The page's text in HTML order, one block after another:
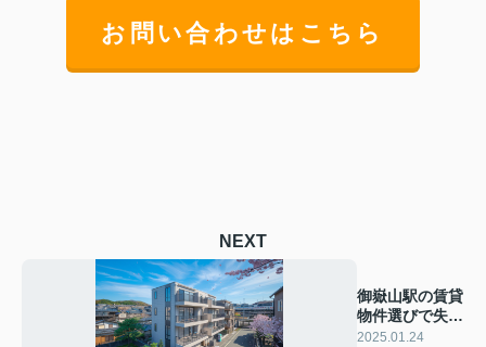
お問い合わせはこちら
NEXT
御嶽山駅の賃貸
物件選びで失敗
しない！ お部
2025.01.24